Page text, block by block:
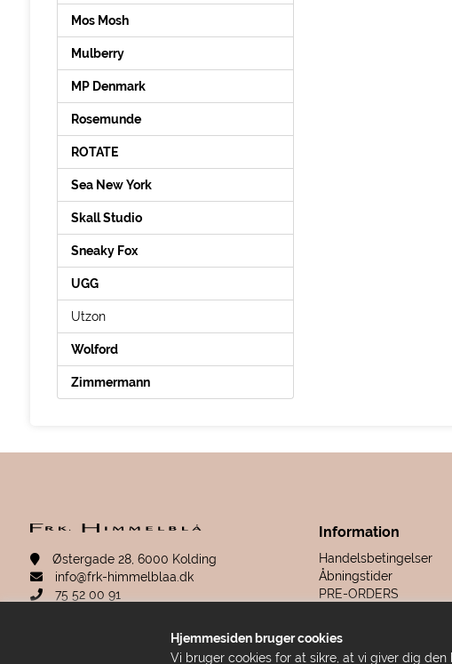
Hjemmesiden bruger cookies
Vi bruger cookies for at sikre, at vi giver dig
Mos Mosh
Mulberry
MP Denmark
Rosemunde
ROTATE
Sea New York
Skall Studio
Sneaky Fox
UGG
Utzon
Wolford
Zimmermann
Østergade 28, 6000 Kolding
info@frk-himmelblaa.dk
75 52 00 91
Information
Handelsbetingelser
Åbningstider
PRE-ORDERS
Fortrydelsesret